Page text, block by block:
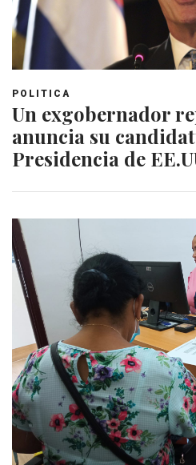
POLITICA
Un exgobernador
anuncia su
Presidencia de